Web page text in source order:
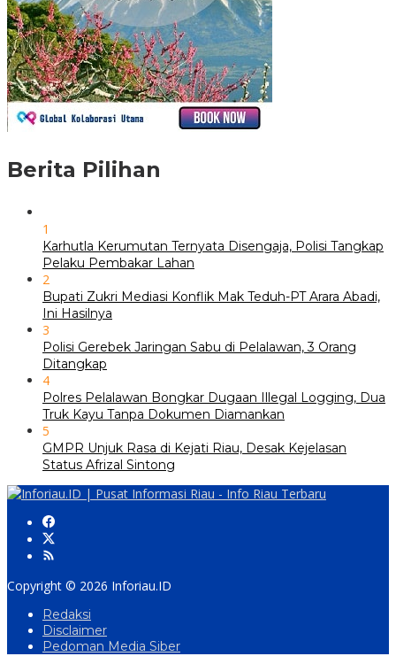
Berita Pilihan
1
Karhutla Kerumutan Ternyata Disengaja, Polisi Tangkap
Pelaku Pembakar Lahan
2
Bupati Zukri Mediasi Konflik Mak Teduh-PT Arara Abadi,
Ini Hasilnya
3
Polisi Gerebek Jaringan Sabu di Pelalawan, 3 Orang
Ditangkap
4
Polres Pelalawan Bongkar Dugaan Illegal Logging, Dua
Truk Kayu Tanpa Dokumen Diamankan
5
GMPR Unjuk Rasa di Kejati Riau, Desak Kejelasan
Status Afrizal Sintong
Copyright © 2026 Inforiau.ID
Redaksi
Disclaimer
Pedoman Media Siber